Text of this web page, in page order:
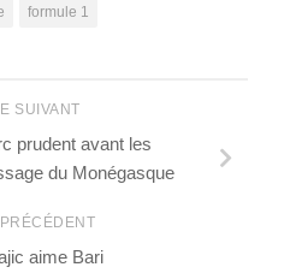
formule 1
SUIVANT
prudent avant les
du Monégasque
aime Bari